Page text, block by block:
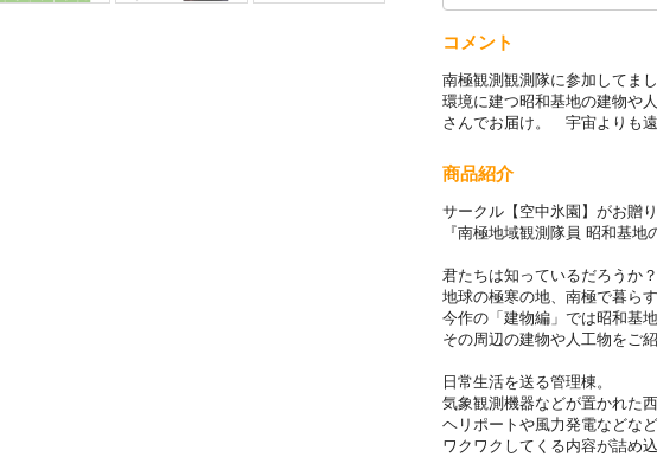
コメント
南極観測観測隊に参加してま
環境に建つ昭和基地の建物や
さんでお届け。 宇宙よりも
商品紹介
サークル【空中氷園】がお贈り
『南極地域観測隊員 昭和基
君たちは知っているだろうか？
地球の極寒の地、南極で暮ら
今作の「建物編」では昭和基地
その周辺の建物や人工物をご
日常生活を送る管理棟。
気象観測機器などが置かれた西
ヘリポートや風力発電などなど
ワクワクしてくる内容が詰め